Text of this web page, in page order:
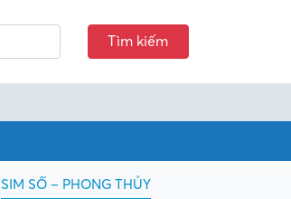
Tìm kiếm
SIM SỐ – PHONG THỦY